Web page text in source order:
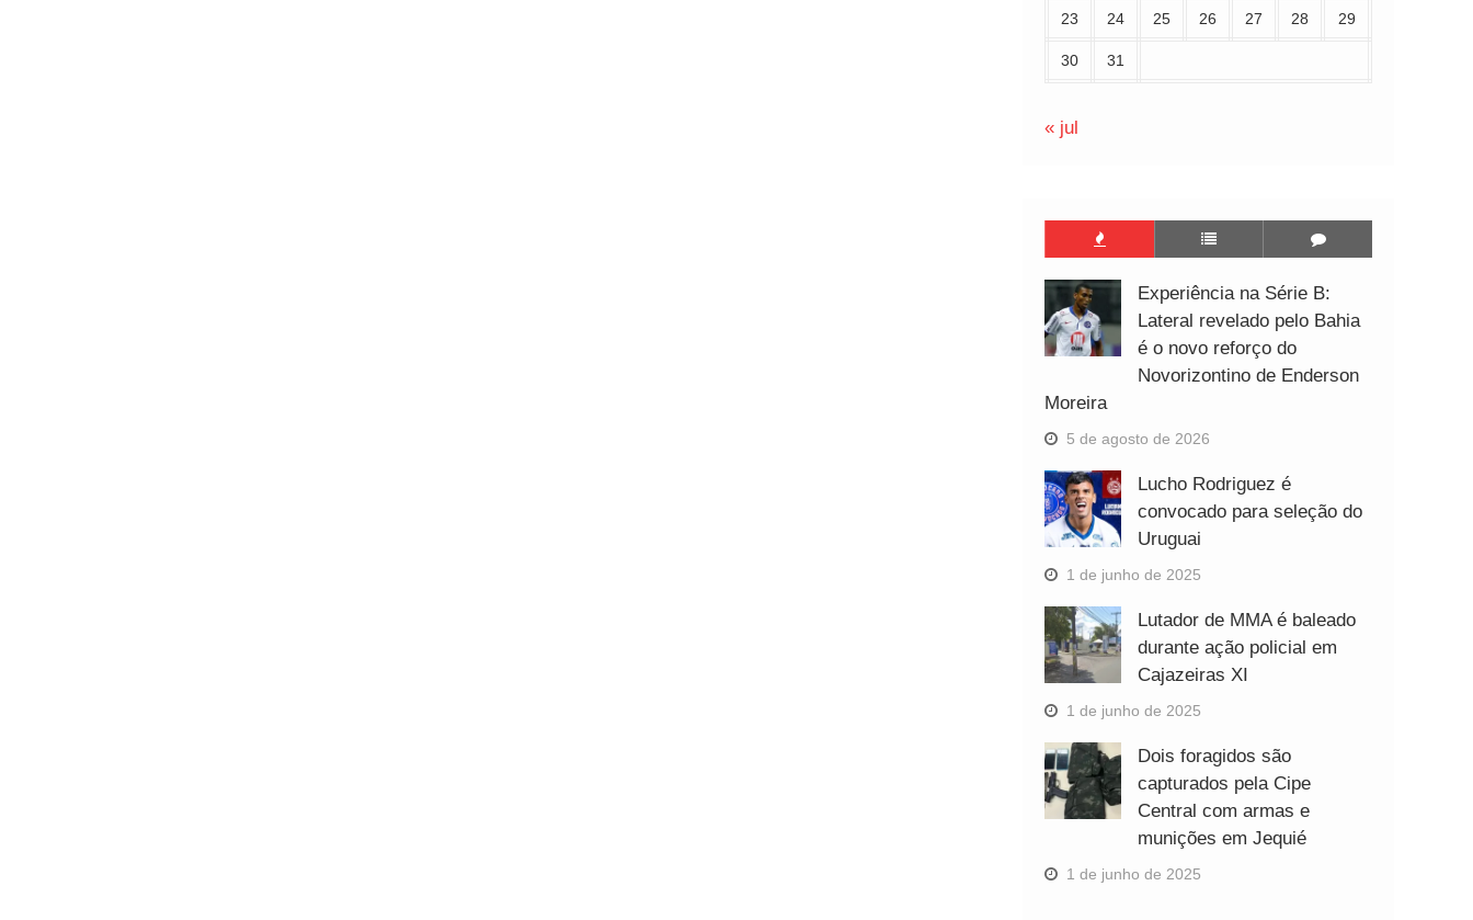
23 24 25 26 27 28 29
30 31
« jul
Experiência na Série B:
Lateral revelado pelo Bahia
é o novo reforço do
Novorizontino de Enderson
Moreira
5 de agosto de 2026
Lucho Rodriguez é
convocado para seleção do
Uruguai
1 de junho de 2025
Lutador de MMA é baleado
durante ação policial em
Cajazeiras XI
1 de junho de 2025
Dois foragidos são
capturados pela Cipe
Central com armas e
munições em Jequié
1 de junho de 2025